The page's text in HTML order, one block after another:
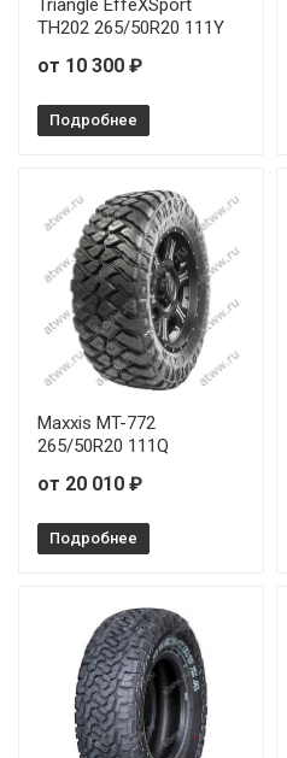
Predator New Mutant X-
Predator New Mutant X-
Predator New Mutant X-
Predator New Mutant X-AT
Triangle EffeXSport
TH202 265/50R20 111Y
от 10 300 ₽
Подробнее
Maxxis MT-772
265/50R20 111Q
от 20 010 ₽
Подробнее